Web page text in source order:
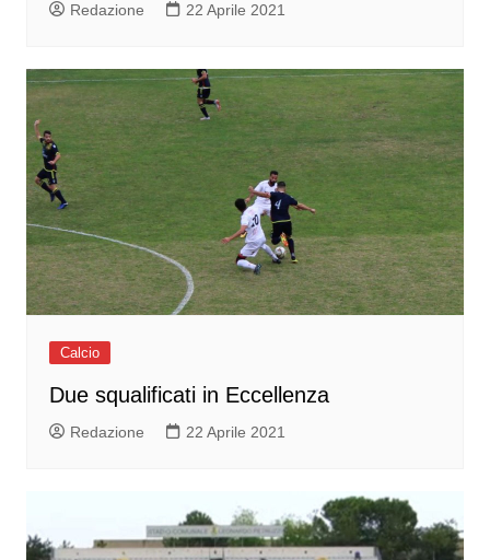
Redazione 22 Aprile 2021
Calcio
Due squalificati in Eccellenza
Redazione 22 Aprile 2021